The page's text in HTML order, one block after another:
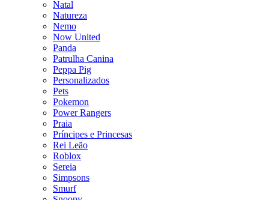
Natal
Natureza
Nemo
Now United
Panda
Patrulha Canina
Peppa Pig
Personalizados
Pets
Pokemon
Power Rangers
Praia
Príncipes e Princesas
Rei Leão
Roblox
Sereia
Simpsons
Smurf